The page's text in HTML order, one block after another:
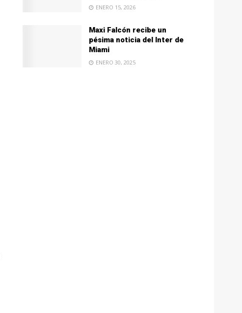
ENERO 15, 2026
Maxi Falcón recibe un
pésima noticia del Inter de
Miami
ENERO 30, 2025